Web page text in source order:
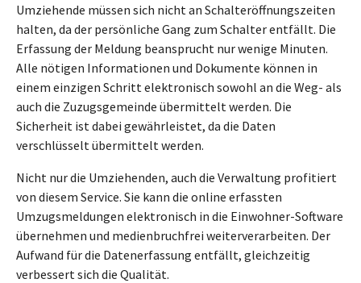
Umziehende müssen sich nicht an Schalteröffnungszeiten
halten, da der persönliche Gang zum Schalter entfällt. Die
Erfassung der Meldung beansprucht nur wenige Minuten.
Alle nötigen Informationen und Dokumente können in
einem einzigen Schritt elektronisch sowohl an die Weg- als
auch die Zuzugsgemeinde übermittelt werden. Die
Sicherheit ist dabei gewährleistet, da die Daten
verschlüsselt übermittelt werden.
Nicht nur die Umziehenden, auch die Verwaltung profitiert
von diesem Service. Sie kann die online erfassten
Umzugsmeldungen elektronisch in die Einwohner-Software
übernehmen und medienbruchfrei weiterverarbeiten. Der
Aufwand für die Datenerfassung entfällt, gleichzeitig
verbessert sich die Qualität.